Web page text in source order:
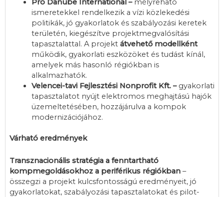
ismeretekkel rendelkezik a vízi közlekedési
politikák, jó gyakorlatok és szabályozási keretek
területén, kiegészítve projektmegvalósítási
tapasztalattal. A projekt átvehető modellként
működik, gyakorlati eszközöket és tudást kínál,
amelyek más hasonló régiókban is
alkalmazhatók.
Velencei-tavi Fejlesztési Nonprofit Kft. – gyakorlati
tapasztalatot nyújt elektromos meghajtású hajók
üzemeltetésében, hozzájárulva a kompok
modernizációjához.
Várható eredmények
Transznacionális stratégia a fenntartható
kompmegoldásokhoz a periférikus régiókban –
összegzi a projekt kulcsfontosságú eredményeit, jó
gyakorlatokat, szabályozási tapasztalatokat és pilot-